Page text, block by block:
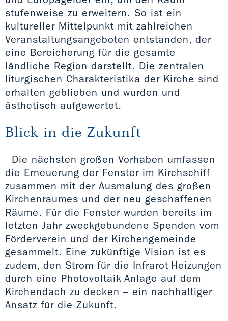
stufenweise zu erweitern. So ist ein
kultureller Mittelpunkt mit zahlreichen
Veranstaltungsangeboten entstanden, der
eine Bereicherung für die gesamte
ländliche Region darstellt. Die zentralen
liturgischen Charakteristika der Kirche sind
erhalten geblieben und wurden und
ästhetisch aufgewertet.
Blick in die Zukunft
Die nächsten großen Vorhaben umfassen
die Erneuerung der Fenster im Kirchschiff
zusammen mit der Ausmalung des großen
Kirchenraumes und der neu geschaffenen
Räume. Für die Fenster wurden bereits im
letzten Jahr zweckgebundene Spenden vom
Förderverein und der Kirchengemeinde
gesammelt. Eine zukünftige Vision ist es
zudem, den Strom für die Infrarot-Heizungen
durch eine Photovoltaik-Anlage auf dem
Kirchendach zu decken – ein nachhaltiger
Ansatz für die Zukunft.